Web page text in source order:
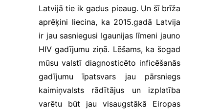
Latvijā tie ik gadus pieaug. Un šī brīža
aprēķini liecina, ka 2015.gadā Latvija
ir jau sasniegusi Igaunijas līmeni jauno
HIV gadījumu ziņā. Lēšams, ka šogad
mūsu valstī diagnosticēto inficēšanās
gadījumu īpatsvars jau pārsniegs
kaimiņvalsts rādītājus un izplatība
varētu būt jau visaugstākā Eiropas
neuzglabā
informāciju.
Tos izmanto,
lai mūsu
tīmekļa vietni
padarītu
lietotājiem
draudzīgu un
konkrēta